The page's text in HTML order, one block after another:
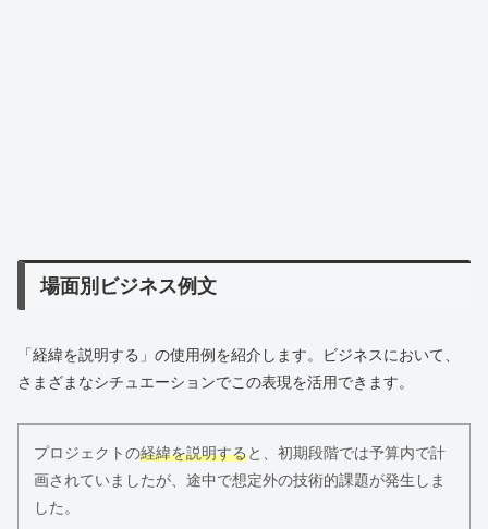
場面別ビジネス例文
「経緯を説明する」の使用例を紹介します。ビジネスにおいて、
さまざまなシチュエーションでこの表現を活用できます。
プロジェクトの経緯を説明すると、初期段階では予算内で計
画されていましたが、途中で想定外の技術的課題が発生しま
した。